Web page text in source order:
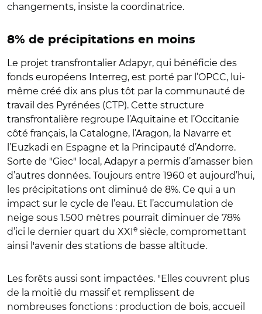
changements, insiste la coordinatrice.
8% de précipitations en moins
Le projet transfrontalier Adapyr, qui bénéficie des
fonds européens Interreg, est porté par l’OPCC, lui-
même créé dix ans plus tôt par la communauté de
travail des Pyrénées (CTP). Cette structure
transfrontalière regroupe l’Aquitaine et l’Occitanie
côté français, la Catalogne, l’Aragon, la Navarre et
l’Euzkadi en Espagne et la Principauté d’Andorre.
Sorte de "Giec" local, Adapyr a permis d’amasser bien
d’autres données. Toujours entre 1960 et aujourd’hui,
les précipitations ont diminué de 8%. Ce qui a un
impact sur le cycle de l’eau. Et l’accumulation de
neige sous 1.500 mètres pourrait diminuer de 78%
d’ici le dernier quart du XXIe siècle, compromettant
ainsi l'avenir des stations de basse altitude.
Les forêts aussi sont impactées. "Elles couvrent plus
de la moitié du massif et remplissent de
nombreuses fonctions : production de bois, accueil